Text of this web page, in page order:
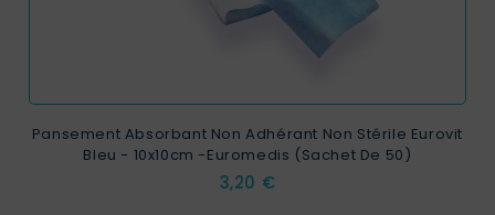
Pansement Absorbant Non Adhérant Non Stérile Eurovit
Bleu - 10x10cm -Euromedis (Sachet De 50)
Prix
3,20 €